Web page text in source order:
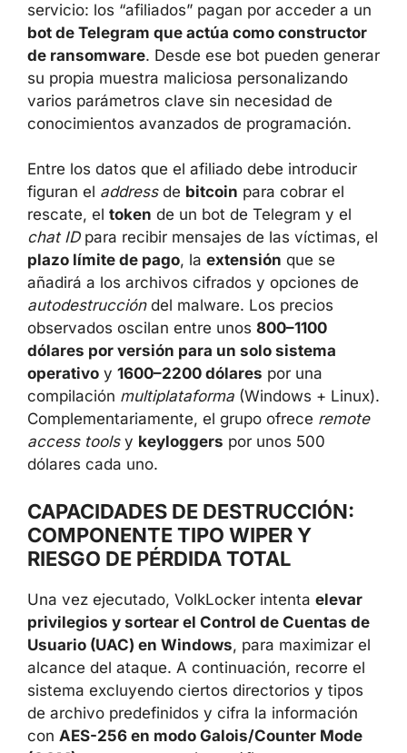
servicio: los “afiliados” pagan por acceder a un
bot de Telegram que actúa como constructor
de ransomware. Desde ese bot pueden generar
su propia muestra maliciosa personalizando
varios parámetros clave sin necesidad de
conocimientos avanzados de programación.
Entre los datos que el afiliado debe introducir
figuran el addressde bitcoin para cobrar el
rescate, el token de un bot de Telegram y el
chat IDpara recibir mensajes de las víctimas, el
plazo límite de pago, la extensión que se
añadirá a los archivos cifrados y opciones de
autodestruccióndel malware. Los precios
observados oscilan entre unos 800–1100
dólares por versión para un solo sistema
operativo y 1600–2200 dólares por una
compilación multiplataforma (Windows + Linux).
Complementariamente, el grupo ofrece remote
access toolsy keyloggers por unos 500
dólares cada uno.
CAPACIDADES DE DESTRUCCIÓN:
COMPONENTE TIPO WIPER Y
RIESGO DE PÉRDIDA TOTAL
Una vez ejecutado, VolkLocker intenta elevar
privilegios y sortear el Control de Cuentas de
Usuario (UAC) en Windows, para maximizar el
alcance del ataque. A continuación, recorre el
sistema excluyendo ciertos directorios y tipos
de archivo predefinidos y cifra la información
con AES-256 en modo Galois/Counter Mode